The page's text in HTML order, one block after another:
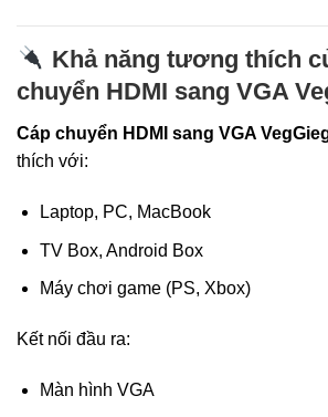
Khả năng tương thích
chuyển HDMI sang VGA
Cáp chuyển HDMI sang VGA
thích với:
Laptop, PC, MacBook
TV Box, Android Box
Máy chơi game (PS, Xbox)
Kết nối đầu ra:
Màn hình VGA